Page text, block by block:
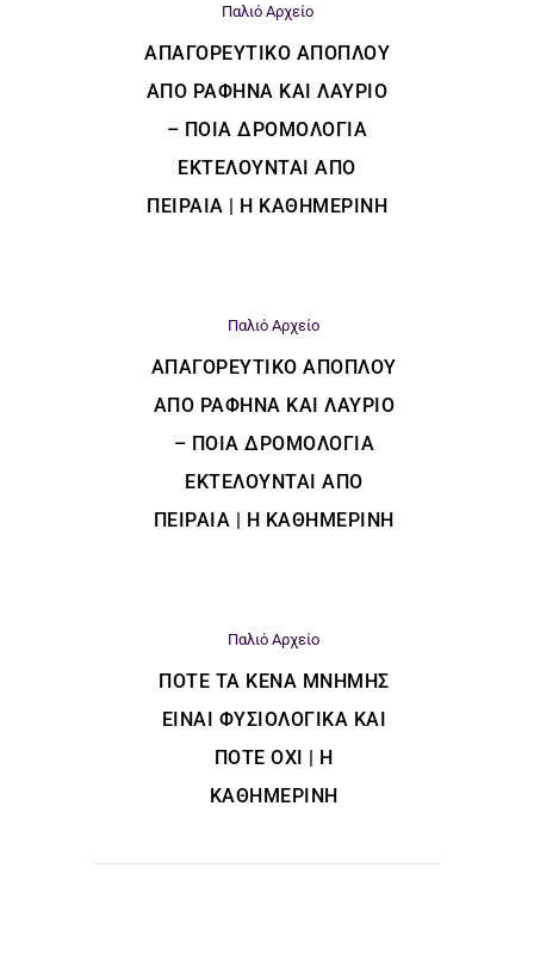
Παλιό Αρχείο
ΑΠΑΓΟΡΕΥΤΙΚΌ ΑΠΌΠΛΟΥ
ΑΠΌ ΡΑΦΉΝΑ ΚΑΙ ΛΑΎΡΙΟ
– ΠΟΙΑ ΔΡΟΜΟΛΌΓΙΑ
ΕΚΤΕΛΟΎΝΤΑΙ ΑΠΌ
ΠΕΙΡΑΙΆ | Η ΚΑΘΗΜΕΡΙΝΗ
Παλιό Αρχείο
ΑΠΑΓΟΡΕΥΤΙΚΌ ΑΠΌΠΛΟΥ
ΑΠΌ ΡΑΦΉΝΑ ΚΑΙ ΛΑΎΡΙΟ
– ΠΟΙΑ ΔΡΟΜΟΛΌΓΙΑ
ΕΚΤΕΛΟΎΝΤΑΙ ΑΠΌ
ΠΕΙΡΑΙΆ | Η ΚΑΘΗΜΕΡΙΝΗ
Παλιό Αρχείο
ΠΌΤΕ ΤΑ ΚΕΝΆ ΜΝΉΜΗΣ
ΕΊΝΑΙ ΦΥΣΙΟΛΟΓΙΚΆ ΚΑΙ
ΠΌΤΕ ΌΧΙ | Η
ΚΑΘΗΜΕΡΙΝΗ